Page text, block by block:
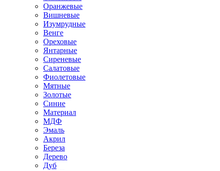
Оранжевые
Вишневые
Изумрудные
Венге
Ореховые
Янтарные
Сиреневые
Салатовые
Фиолетовые
Мятные
Золотые
Синие
Материал
МДФ
Эмаль
Акрил
Береза
Дерево
Дуб